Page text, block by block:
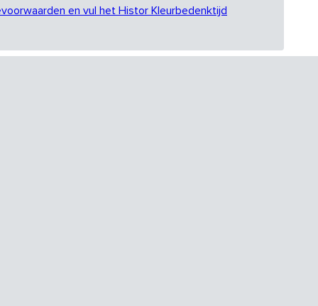
en vul het Histor Kleurbedenktijd